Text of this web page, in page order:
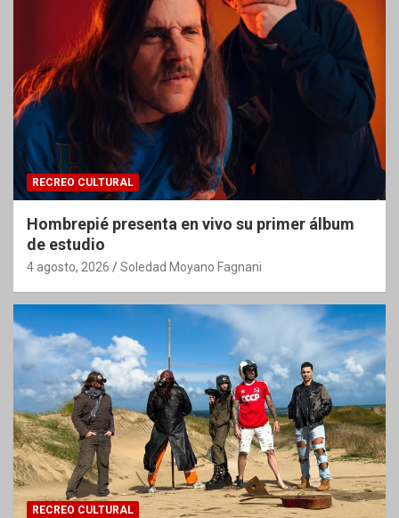
RECREO CULTURAL
Hombrepié presenta en vivo su primer álbum
de estudio
4 agosto, 2026 Soledad Moyano Fagnani
RECREO CULTURAL